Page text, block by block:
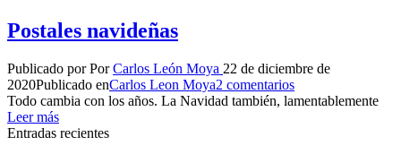
Postales navideñas
Publicado por PorCarlos León Moya 22 de diciembre de
2020Publicado enCarlos Leon Moya2 comentarios
Todo cambia con los años. La Navidad también, lamentablemente
Leer más
Entradas recientes